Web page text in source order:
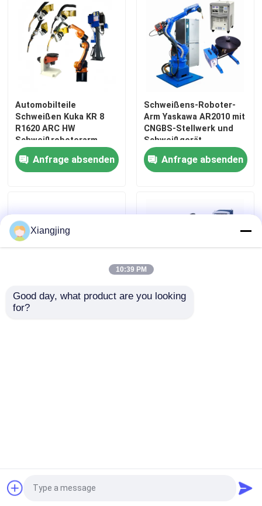
Automobilteile
Schweißen Kuka KR 8
R1620 ARC HW
Schweißroboterarm
ARCTEC Roboter-
Außenschweißpistole L-
Typ
Anfrage absenden
Schweißens-Roboter-
Arm Yaskawa AR2010 mit
CNGBS-Stellwerk und
Schweißgerät
Anfrage absenden
CNGBS-Schweißens-
Fabrik.Copyright © 2026 Xiangjing (Shanghai)
Xiangjing
10:39 PM
Good day, what product are you looking
for?